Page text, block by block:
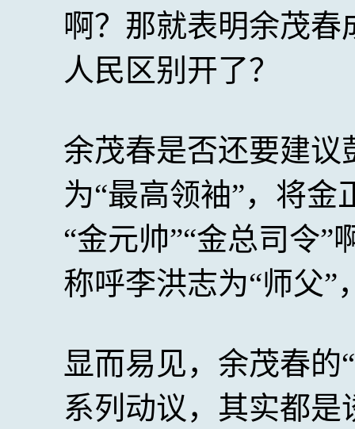
啊？那就表明余茂
人民区别开了？
余茂春是否还要建
为“最高领袖”，将金
“金元帅”“金总司令
称呼李洪志为“师父”
显而易见，余茂春的
系列动议，其实都